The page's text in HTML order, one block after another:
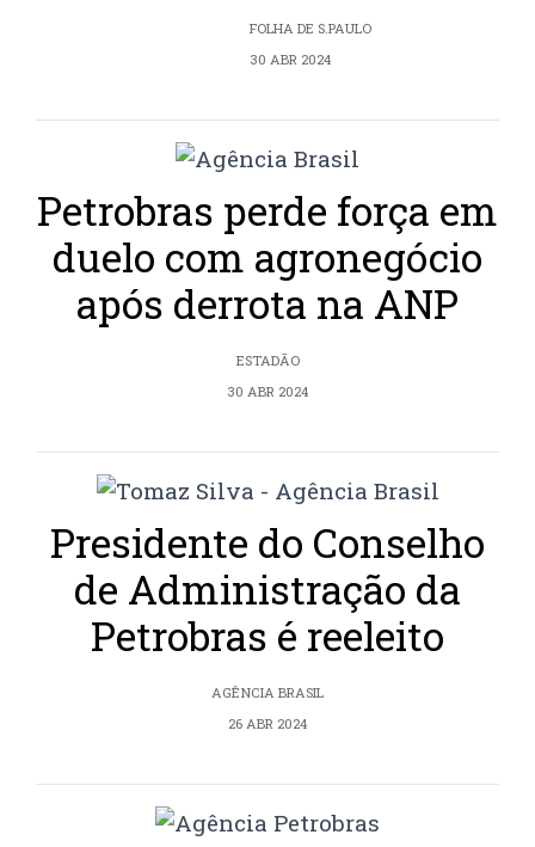
FOLHA DE S.PAULO
30 ABR 2024
Petrobras perde força em
duelo com agronegócio
após derrota na ANP
ESTADÃO
30 ABR 2024
Presidente do Conselho
de Administração da
Petrobras é reeleito
AGÊNCIA BRASIL
26 ABR 2024